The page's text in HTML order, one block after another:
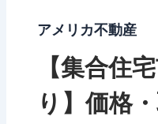
アメリカ不動産
【集合住
り】価格